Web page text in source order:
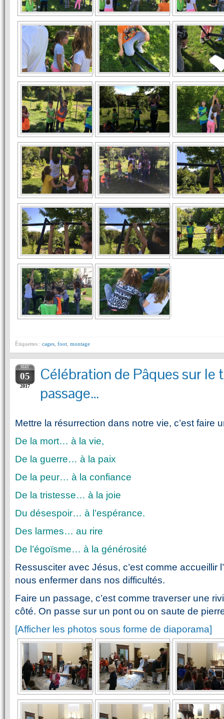
Étiquettes : cages foot montage
MAY
05
2017
Célébration de Pâques sur le
passage…
Mettre la résurrection dans notre vie, c’est faire
De la mort… à la vie,
De la guerre… à la paix
De la peur… à la confiance
De la tristesse… à la joie
Du désespoir… à l’espérance.
Des larmes… au rire
De l’égoïsme… à la générosité
Ressusciter avec Jésus, c’est comme accueillir
nous enfermer dans nos difficultés.
Faire un passage, c’est comme traverser une
côté. On passe sur un pont ou on saute de
[Afficher les photos sous forme de diaporama]